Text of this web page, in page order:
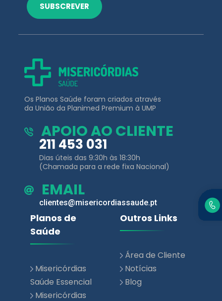
Os Planos Saúde foram criados através
da União da Planimed Premium à UMP
APOIO AO CLIENTE
211 453 031
(Chamada para a rede fixa Nacional)
EMAIL
clientes@misericordiassaude.pt
Saúde
Misericórdias
Saúde Essencial
Saúde +
Misericórdias
Saúde Family +
Área de Cliente
Notícias
Apoio ao Cliente